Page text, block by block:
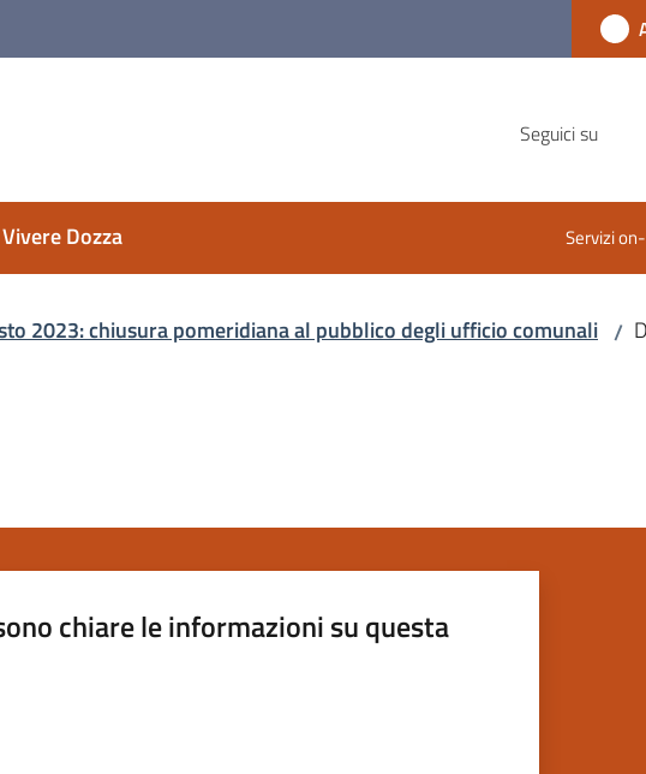
Seguici su
Vivere Dozza Servizi
2023: chiusura pomeridiana al pubblico degli ufficio comunali /
chiare le informazioni su questa